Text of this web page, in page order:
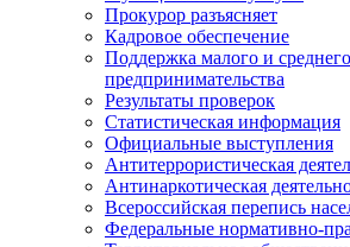
Прокурор разъясняет
Кадровое обеспечение
Поддержка малого и среднего
предпринимательства
Результаты проверок
Статистическая информация
Официальные выступления
Антитеррористическая
Антинаркотическая
Всероссийская перепись
Федеральные нормативно-